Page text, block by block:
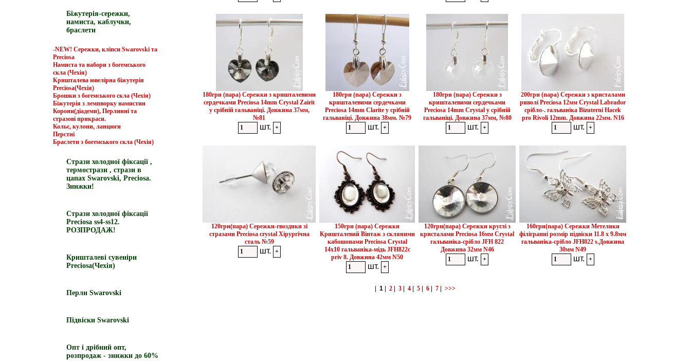
Біжутерія-сережки,
намиста, каблучки,
браслети
-NEW! Сережки, кліпси Swarovski та
Preciosa
Намиста та набори з богемського
скла (Чехія)
Кришталева ювелірна біжутерія
Preciosa(Чехія)
Брошки з богемського скла (Чехія)
Біжутерія з лемпворку намистин
Корони(діадеми), Перлинні та
стразові прикраси.
Кольє, кулони, ланцюги
Перстні
Браслети з богемського скла (Чехія)
Стрази холодної фіксації ,
термострази , стрази в
цапах Swarovski, Preciosa.
Знижки!
Стрази холодної фіксації
Preciosa ss4-ss12.
РОЗПРОДАЖ!
Кришталеві сувеніри
Preciosa(Чехія)
Перли Swarovski
Підвіски Swarovski
Опт і дрібний опт,
розпродаж - знижки до 60%
180грн (пара) Сережки з кришталевими
сердечками Preciosa 14mm Crystal Zairit
у срібній гальваніці. Довжина 37мм,
№81
шт.
180грн (пара) Сережки з
кришталевими сердечками
Preciosa 14mm Clarite у срібній
гальваніці. Довжина 38мм. №79
шт.
180грн (пара) Сережки з
кришталевими сердечками
Preciosa 14mm Crystal у срібній
гальваніці. Довжина 37мм, №80
шт.
200грн (пара) Сережки з кристалами
риволі Preciosa 12мм Crystal Labrador
срібло-. гальваніка Bizuterni Hacek
pro Rivoli 12mm. Довжина 22мм. N16
шт.
120грн(пара) Сережки-гвоздики зі
стразами Preciosa crystal Хірургічна
сталь №59
шт.
150грн (пара) Сережки
Кришталевий Вінтаж з скляними
кабошонами Preciosa Crystal
14х10 гальваніка-мідь JFH822c
priv 8. Довжина 42мм N50
шт.
120грн(пара) Сережки круглі з
кристалами Preciosa 16мм Crystal
гальваніка-срібло JFH 822
Довжина 32мм N46
шт.
160грн(пара) Сережки Метелики
філігранні розмір підвіски 11.8 x 9.8мм
гальваніка-срібло JFH822 s.Довжина
30мм N49
шт.
1 2 3 4 5 6 7 >>>